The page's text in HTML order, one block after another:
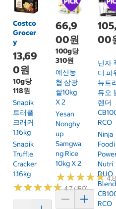
Costco
Grocer
y
13,69
0원
10g당
118원
Snapik
트러플
크래커
1.16kg
Snapik
Truffle
Cracker
1.16kg
★★★★★
★★★★★4.7 (159)
66,9
00원
100g당
310원
예산농
협 삼광
쌀10kg
X 2
Yesan
Nonghy
Up
Samgwa
Ng Rice
10kg X 2
★★★★★
★★★★★
00
닌자
디 파
뉴트
듀오
렌더
RCO
Ninja
Foodi
Nutri
DUO
RCO